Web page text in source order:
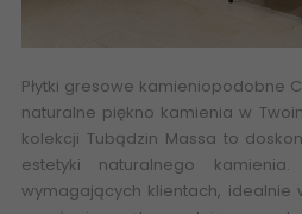
Płytki gresowe kamieniopodobne
naturalne piękno kamienia w
kolekcji Tubądzin Massa to
estetyki naturalnego kamienia.
wymagających klientach, idealnie